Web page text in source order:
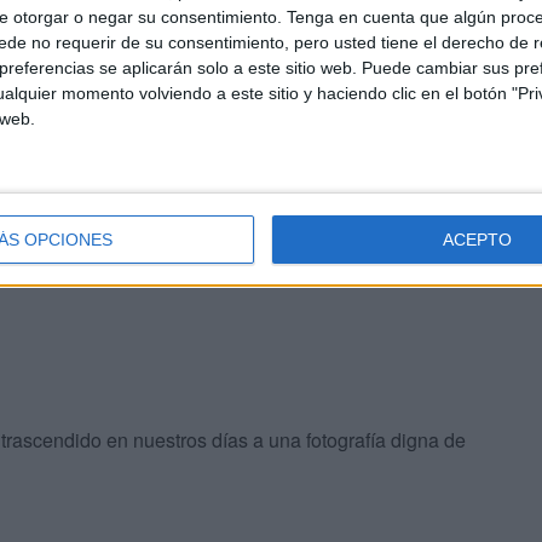
otorgar o negar su consentimiento. Tenga en cuenta que algún
no requerir de su consentimiento, pero usted tiene el derecho de
se aplicarán solo a este sitio web. Puede cambiar sus
momento volviendo a este sitio y haciendo clic en el botón
OPCIONES ACEPTO
con el color configuran en esta imagen casi un
casi de almodovariano”, detalla.
colección de museo, estuvo a punto de ser la elegida
que tiene de Ceuta. Hay otra de la ciudad que
dominical de Sant Antoni. Está escrita en alemán y
un tanto viajero que hizo este trayecto en la Navidad
una escena típica de esa época del año.
en nuestros días a una fotografía digna de